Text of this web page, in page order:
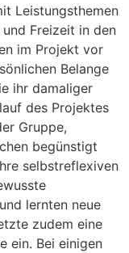
Leistungsthemen
Freizeit in den
im Projekt vor
Belange
ihr damaliger
des Projektes
Gruppe,
begünstigt
selbstreflexiven
lernten neue
zudem eine
ein. Bei einigen